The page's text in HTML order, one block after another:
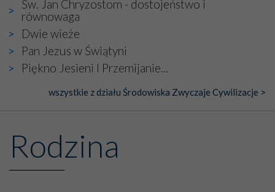
Św. Jan Chryzostom - dostojeństwo i
równowaga
Dwie wieże
Pan Jezus w Świątyni
Piękno Jesieni I Przemijanie...
wszystkie z działu Środowiska Zwyczaje Cywilizacje >
Rodzina